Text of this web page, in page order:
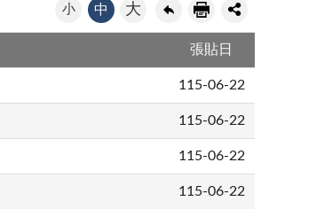
小 中 大
張貼日
115-06-22
115-06-22
115-06-22
115-06-22